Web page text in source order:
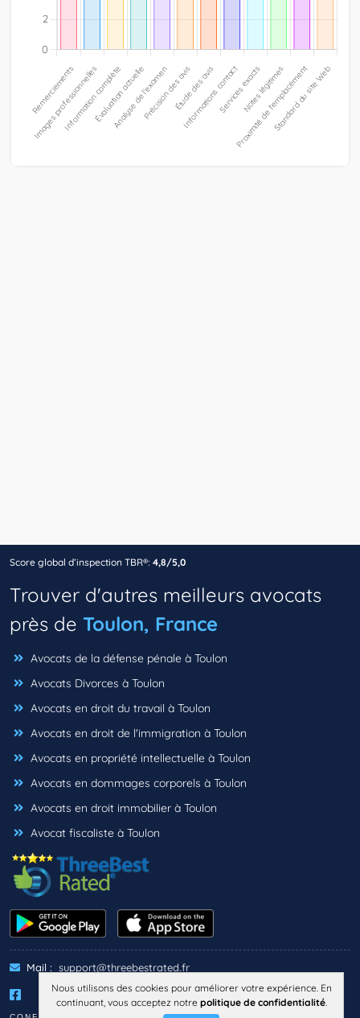
Score global d’inspection TBR®: 4,8/5,0
Trouver d'autres meilleurs avocats
près de Toulon, France
Avocats de la défense pénale à Toulon
Avocats Divorces à Toulon
Avocats en droit du travail à Toulon
Avocats en droit de l'immigration à Toulon
Avocats en propriété intellectuelle à Toulon
Avocats en dommages corporels à Toulon
Avocats en droit immobilier à Toulon
Avocat fiscaliste à Toulon
Mail : support@threebestrated.fr
Nous utilisons des cookies pour améliorer votre expérience. En
continuant, vous acceptez notre politique de confidentialité.